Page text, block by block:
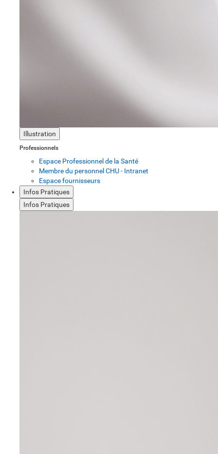
Illustration
Professionnels
Espace Professionnel de la Santé
Membre du personnel CHU - Intranet
Espace fournisseurs
Infos Pratiques
Infos Pratiques